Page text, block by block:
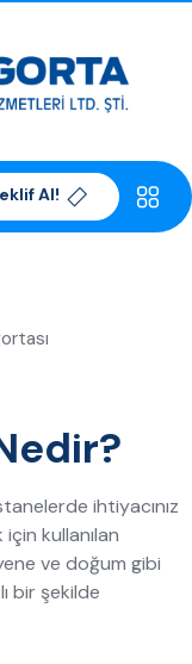
Al!
ihtiyacınız
kullanılan
ve doğum gibi
bir şekilde